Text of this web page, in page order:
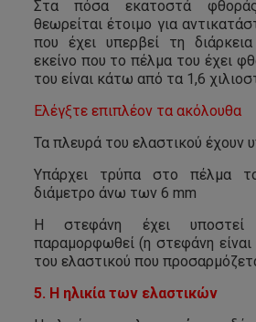
Στα πόσα εκατοστά
θεωρείται έτοιμο για
που έχει υπερβεί τη
εκείνο που το πέλμα του έχει
του είναι κάτω από τα 1,6
Ελέγξτε επιπλέον τα ακόλουθα
Τα πλευρά του ελαστικού έχουν
Υπάρχει τρύπα στο πέλμα
διάμετρο άνω των 6 mm
Η στεφάνη έχει
παραμορφωθεί (η στεφάνη
του ελαστικού που
5. Η ηλικία των ελαστικών